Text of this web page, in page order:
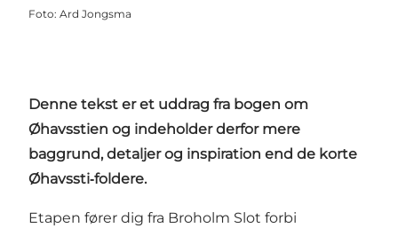
Foto: Ard Jongsma
Denne tekst er et uddrag fra bogen om
Øhavsstien og indeholder derfor mere
baggrund, detaljer og inspiration end de korte
Øhavssti‑foldere.
Etapen fører dig fra Broholm Slot forbi